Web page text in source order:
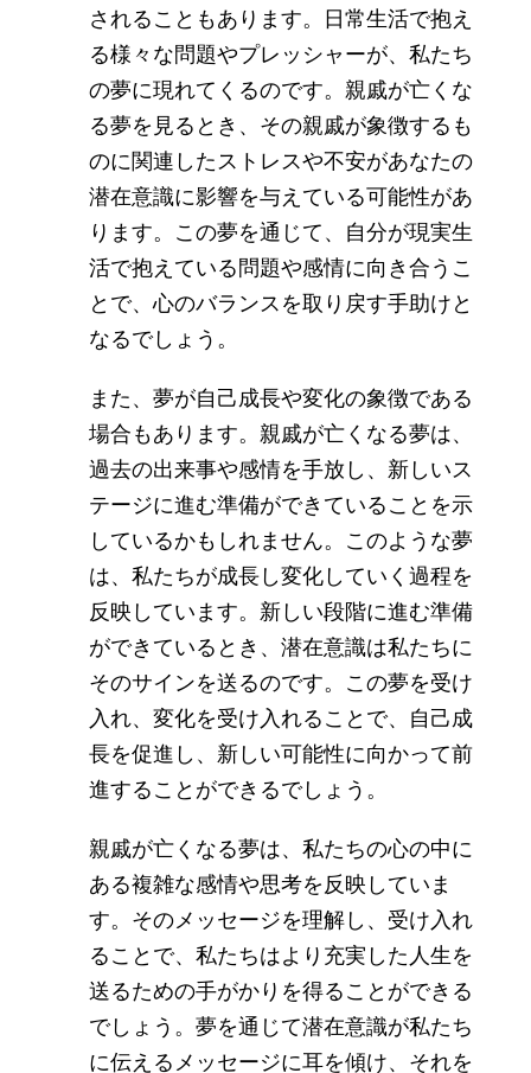
されることもあります。日常生活で抱え
る様々な問題やプレッシャーが、私たち
の夢に現れてくるのです。親戚が亡くな
る夢を見るとき、その親戚が象徴するも
のに関連したストレスや不安があなたの
潜在意識に影響を与えている可能性があ
ります。この夢を通じて、自分が現実生
活で抱えている問題や感情に向き合うこ
とで、心のバランスを取り戻す手助けと
なるでしょう。
また、夢が自己成長や変化の象徴である
場合もあります。親戚が亡くなる夢は、
過去の出来事や感情を手放し、新しいス
テージに進む準備ができていることを示
しているかもしれません。このような夢
は、私たちが成長し変化していく過程を
反映しています。新しい段階に進む準備
ができているとき、潜在意識は私たちに
そのサインを送るのです。この夢を受け
入れ、変化を受け入れることで、自己成
長を促進し、新しい可能性に向かって前
進することができるでしょう。
親戚が亡くなる夢は、私たちの心の中に
ある複雑な感情や思考を反映していま
す。そのメッセージを理解し、受け入れ
ることで、私たちはより充実した人生を
送るための手がかりを得ることができる
でしょう。夢を通じて潜在意識が私たち
に伝えるメッセージに耳を傾け、それを